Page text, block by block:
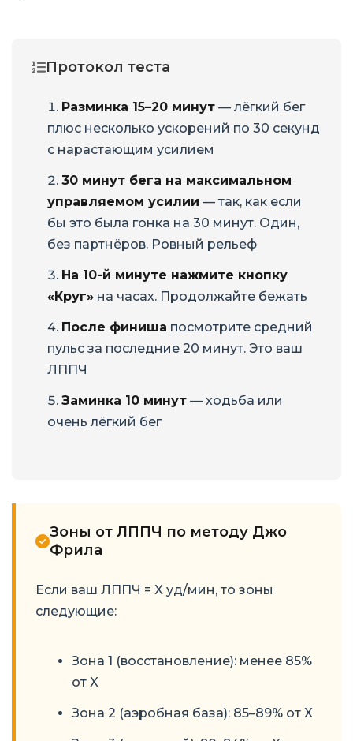
Протокол теста
Разминка 15–20 минут — лёгкий бег
плюс несколько ускорений по 30 секунд
с нарастающим усилием
30 минут бега на максимальном
управляемом усилии — так, как если
бы это была гонка на 30 минут. Один,
без партнёров. Ровный рельеф
На 10-й минуте нажмите кнопку
«Круг» на часах. Продолжайте бежать
После финиша посмотрите средний
пульс за последние 20 минут. Это ваш
ЛППЧ
Заминка 10 минут — ходьба или
очень лёгкий бег
Зоны от ЛППЧ по методу Джо
Фрила
Если ваш ЛППЧ = X уд/мин, то зоны
следующие:
Зона 1 (восстановление): менее 85%
от X
Зона 2 (аэробная база): 85–89% от X